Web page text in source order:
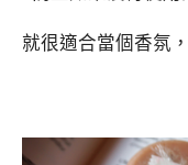
就很適合當個香氛